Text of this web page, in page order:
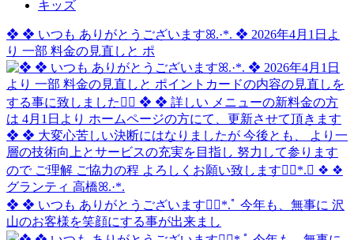
キッズ
❖ ❖ いつも ありがとうございますꕤ.·*. ❖ 2026年4月1日よ
り 一部 料金の見直しと ポ
❖ ❖ いつも ありがとうございます❁⃘*.ﾟ 今年も、無事に 沢
山のお客様を笑顔にする事が出来まし